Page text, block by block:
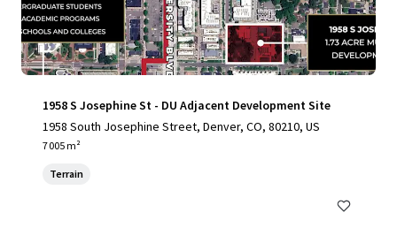
1958 S Josephine St - DU Adjacent Development Site
1958 South Josephine Street, Denver, CO, 80210, US
7 005 m²
Terrain